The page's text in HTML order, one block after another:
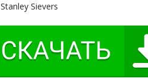
Stanley Sievers